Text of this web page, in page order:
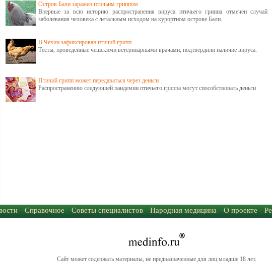
Остров Бали заражен птичьим гриппом
Впервые за всю историю распространения вируса птичьего гриппа отмечен случай
заболевания человека с летальным исходом на курортном острове Бали.
В Чехии зафиксирован птичий грипп
Тесты, проведенные чешскими ветеринарными врачами, подтвердили наличие вируса.
Птичий грипп может передаваться через деньги
Распространению следующей пандемии птичьего гриппа могут способствовать деньги
Справочное Советы специалистов Народная медицина О проекте
Сайт может содержать материалы, не предназначенные для лиц младше 18 лет.